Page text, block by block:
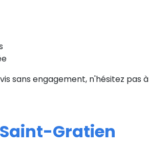
sans engagement, n'hésitez pas à
Gratien